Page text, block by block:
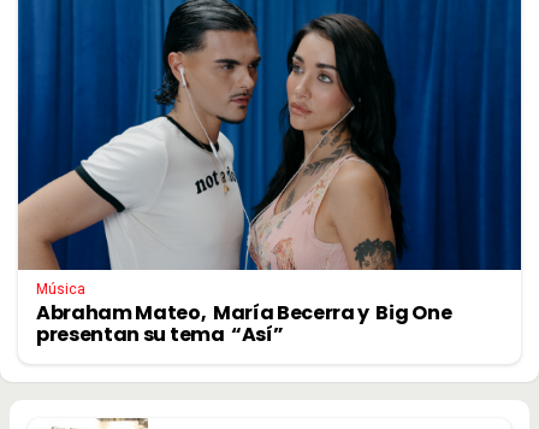
Música
Abraham Mateo, María Becerra y Big One
presentan su tema “Así”